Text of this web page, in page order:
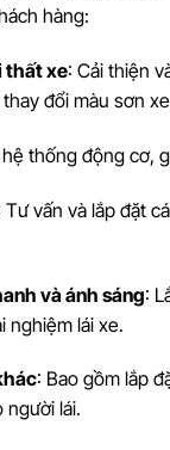
hàng:
thất xe: Cải thiện
đổi màu sơn
thống động cơ,
Tư vấn và lắp đặt
và ánh sáng:
nghiệm lái xe.
: Bao gồm lắp
người lái.